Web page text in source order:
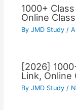
1000+
Online
By JMD Study /
[2026]
Link, Online
By JMD Study /